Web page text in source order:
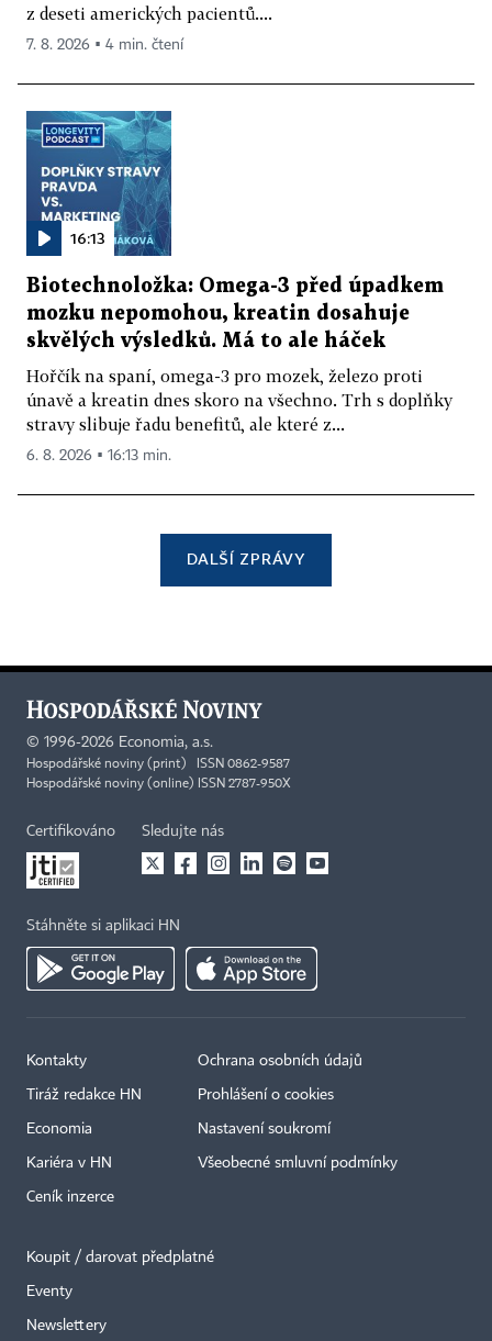
z deseti amerických pacientů....
7. 8. 2026 ▪ 4 min. čtení
16:13
Biotechnoložka: Omega-3 před úpadkem
mozku nepomohou, kreatin dosahuje
skvělých výsledků. Má to ale háček
Hořčík na spaní, omega-3 pro mozek, železo proti
únavě a kreatin dnes skoro na všechno. Trh s doplňky
stravy slibuje řadu benefitů, ale které z...
6. 8. 2026 ▪ 16:13 min.
DALŠÍ ZPRÁVY
© 1996-2026 Economia, a.s.
Hospodářské noviny (print) ISSN 0862-9587
Hospodářské noviny (online) ISSN 2787-950X
Certifikováno Sledujte nás
Stáhněte si aplikaci HN
Kontakty
Tiráž redakce HN
Economia
Kariéra v HN
Ceník inzerce
Ochrana osobních údajů
Prohlášení o cookies
Nastavení soukromí
Všeobecné smluvní podmínky
Koupit / darovat předplatné
Eventy
Newslettery